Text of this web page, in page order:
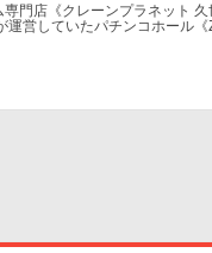
門店《クレーンプラネット
営していたパチンコホール
アミューズメント業態へ転換